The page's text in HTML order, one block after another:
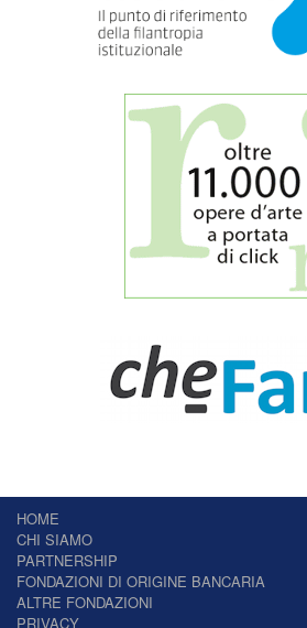
HOME
CHI SIAMO
PARTNERSHIP
FONDAZIONI DI ORIGINE BANCARIA
ALTRE FONDAZIONI
PRIVACY